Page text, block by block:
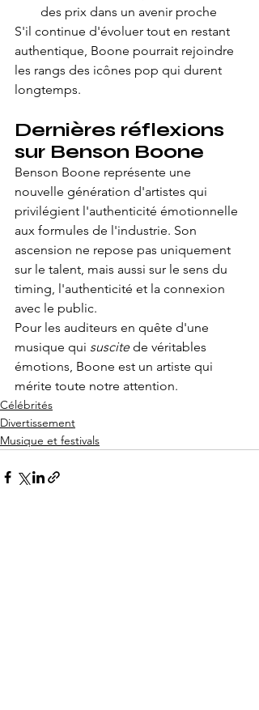
des prix dans un avenir proche
S'il continue d'évoluer tout en restant
authentique, Boone pourrait rejoindre
les rangs des icônes pop qui durent
longtemps.
Dernières réflexions
sur Benson Boone
Benson Boone représente une
nouvelle génération d'artistes qui
privilégient l'authenticité émotionnelle
aux formules de l'industrie. Son
ascension ne repose pas uniquement
sur le talent, mais aussi sur le sens du
timing, l'authenticité et la connexion
avec le public.
Pour les auditeurs en quête d'une
musique qui suscite de véritables
émotions, Boone est un artiste qui
mérite toute notre attention.
Célébrités
Divertissement
Musique et festivals